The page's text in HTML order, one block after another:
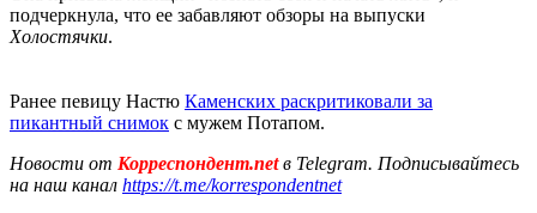
подчеркнула, что ее забавляют обзоры на выпуски
Холостячки.
Ранее певицу Настю Каменских раскритиковали за
пикантный снимок с мужем Потапом.
Новости от Корреспондент.netв Telegram. Подписывайтесь
на наш канал https://t.me/korrespondentnet